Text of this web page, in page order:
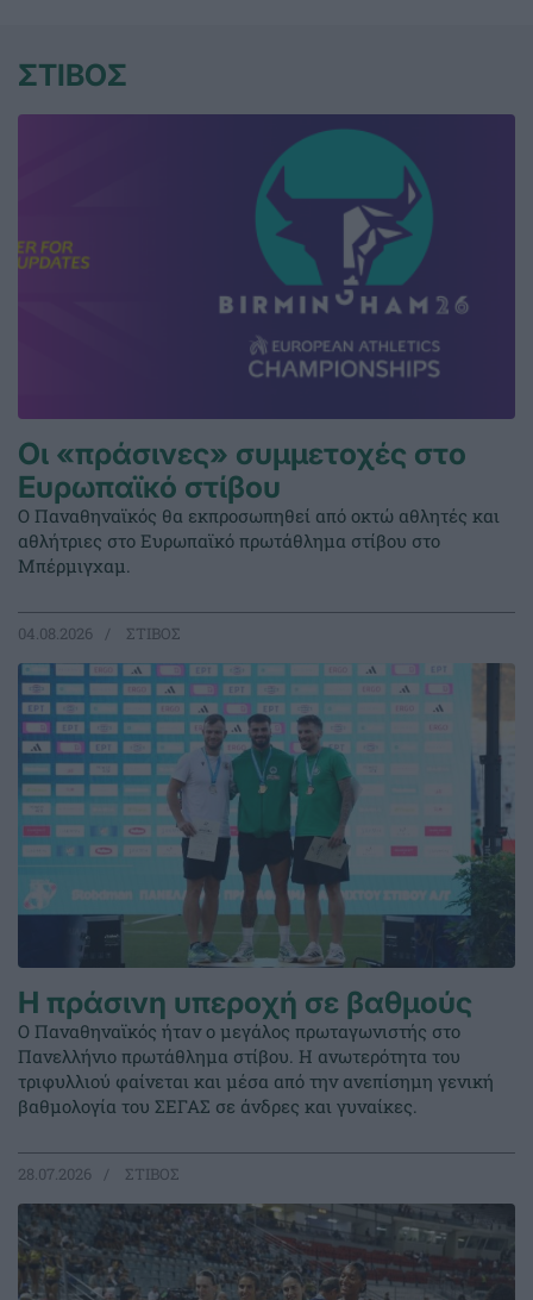
ΣΤΙΒΟΣ
Οι «πράσινες» συμμετοχές στο
Ευρωπαϊκό στίβου
Ο Παναθηναϊκός θα εκπροσωπηθεί από οκτώ αθλητές και
αθλήτριες στο Ευρωπαϊκό πρωτάθλημα στίβου στο
Μπέρμιγχαμ.
04.08.2026 ΣΤΙΒΟΣ
Η πράσινη υπεροχή σε βαθμούς
Ο Παναθηναϊκός ήταν ο μεγάλος πρωταγωνιστής στο
Πανελλήνιο πρωτάθλημα στίβου. Η ανωτερότητα του
τριφυλλιού φαίνεται και μέσα από την ανεπίσημη γενική
βαθμολογία του ΣΕΓΑΣ σε άνδρες και γυναίκες.
28.07.2026 ΣΤΙΒΟΣ